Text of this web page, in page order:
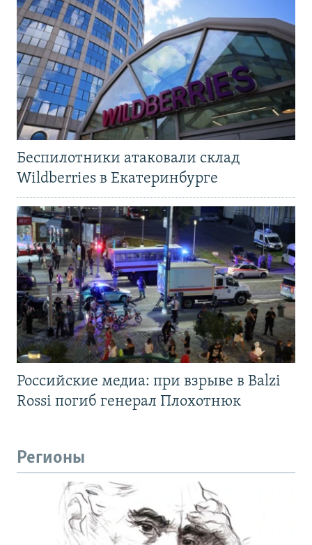
Беспилотники атаковали склад
Wildberries в Екатеринбурге
Российские медиа: при взрыве в Balzi
Rossi погиб генерал Плохотнюк
Регионы